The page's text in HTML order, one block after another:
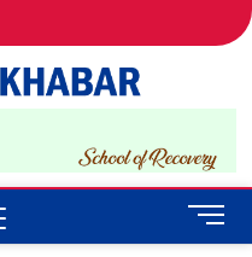
IN NEPAL
M
e